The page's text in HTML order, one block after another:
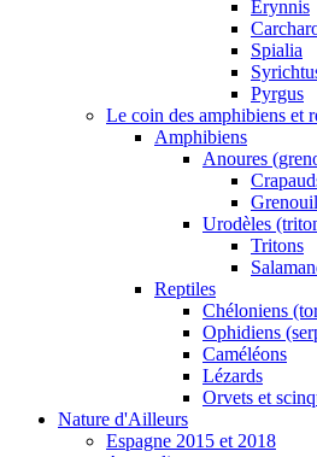
Erynnis
Spialia
Pyrgus
Le coin des amphibiens et
Amphibiens
Anoures
Urodèles
Tritons
Reptiles
Chéloniens
Ophidiens
Caméléons
Lézards
Orvets et
Nature d'Ailleurs
Espagne 2015 et 2018